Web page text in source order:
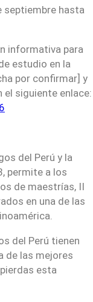
septiembre hasta
informativa para
estudio en la
por confirmar] y
el siguiente enlace:
del Perú y la
permite a los
de maestrías, II
en una de las
del Perú tienen
de las mejores
esta